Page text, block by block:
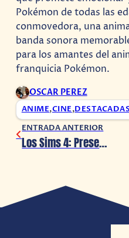
Pokémon de todas las
conmovedora, una
banda sonora
para los amantes del
franquicia Pokémon.
OSCAR PEREZ
ANIME,CINE,DESTACADAS
ENTRADA ANTERIOR
Los Sims 4: Presenta su expansión ‘Ocio y Negocio’